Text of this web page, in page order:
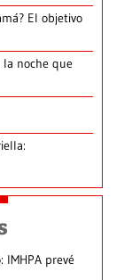
El objetivo
noche que
IMHPA prevé